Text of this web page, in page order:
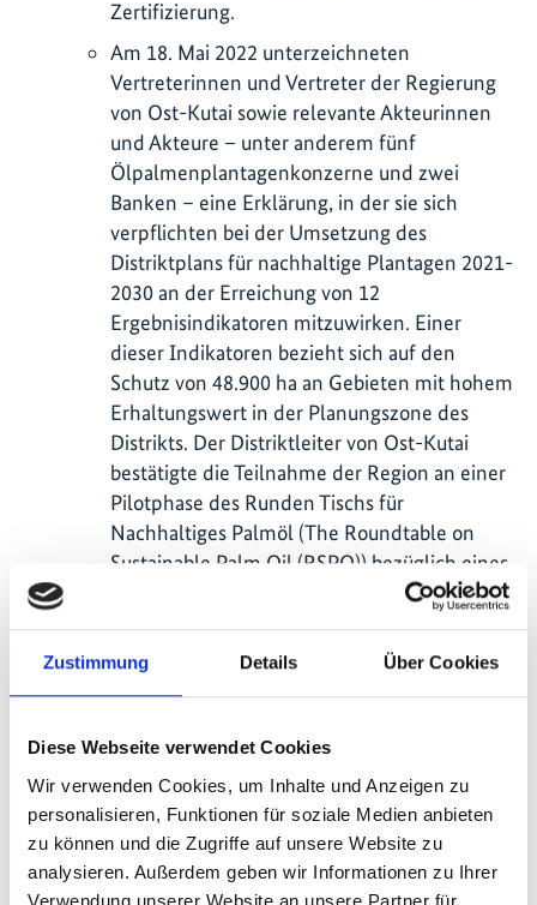
Zustimmung Details Über Cookies
Diese Webseite verwendet Cookies
Wir verwenden Cookies, um Inhalte und Anzeigen zu
personalisieren, Funktionen für soziale Medien anbieten
zu können und die Zugriffe auf unsere Website zu
analysieren. Außerdem geben wir Informationen zu Ihrer
Verwendung unserer Website an unsere Partner für
Zertifizierung.
Am 18. Mai 2022 unterzeichneten
Vertreterinnen und Vertreter der Regierung
von Ost-Kutai sowie relevante Akteurinnen
und Akteure – unter anderem fünf
Ölpalmenplantagenkonzerne und zwei
Banken – eine Erklärung, in der sie sich
verpflichten bei der Umsetzung des
Distriktplans für nachhaltige Plantagen 2021-
2030 an der Erreichung von 12
Ergebnisindikatoren mitzuwirken. Einer
dieser Indikatoren bezieht sich auf den
Schutz von 48.900 ha an Gebieten mit hohem
Erhaltungswert in der Planungszone des
Distrikts. Der Distriktleiter von Ost-Kutai
bestätigte die Teilnahme der Region an einer
Pilotphase des Runden Tischs für
Nachhaltiges Palmöl (The Roundtable on
Sustainable Palm Oil (RSPO)) bezüglich eines
Thailand:
Das zweite Wirtschaftsforum zum Thema
Palmöl" in Thailand wurde am 31. Mai 2022
mit dem Schwerpunkt auf Sensibilisierung
der Palmölbranche für den Ansatz der
"gemeinsamen Verantwortung" organisiert.
Über 379 Personen nahmen an der